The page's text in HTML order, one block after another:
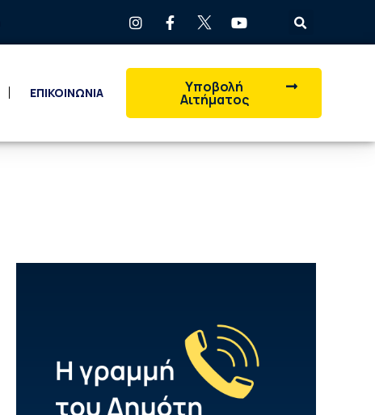
ΕΠΙΚΟΙΝΩΝΙΑ Υποβολή
Αιτήματος